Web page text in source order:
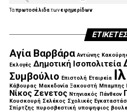
Ταπρωτοσέλιδατωνεφημερίδων
Αγία Βαρβάρα Αντώνης
Εκλογές Δημοτική Ισοπολιτεία
Συμβούλιο Επιστολή Εταιρεία
Κάβουρας Μακεδονία Ξακουστή Μπαμπης
Νίκος Ζενετος Ντηνιακός Πάνθεον
Κουσκουρή Σελέκος Σχολικές
Σπίρτζης πυροσβεστική υποψηφιος